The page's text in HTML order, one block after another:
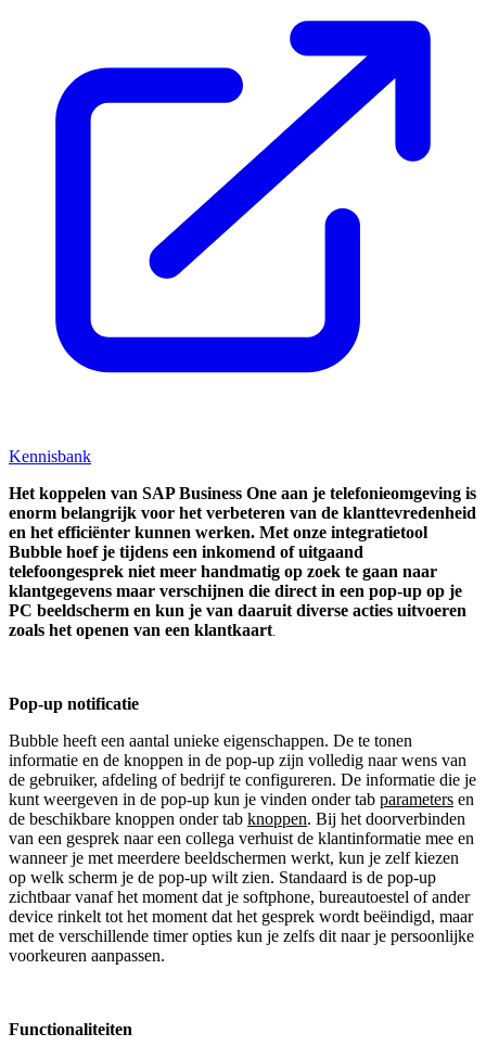
Kennisbank
Het koppelen van SAP Business One aan je telefonieomgeving is
enorm belangrijk voor het verbeteren van de klanttevredenheid
en het efficiënter kunnen werken. Met onze integratietool
Bubble hoef je tijdens een inkomend of uitgaand
telefoongesprek niet meer handmatig op zoek te gaan naar
klantgegevens maar verschijnen die direct in een pop-up op je
PC beeldscherm en kun je van daaruit diverse acties uitvoeren
zoals het openen van een klantkaart
Pop-up notificatie
Bubble heeft een aantal unieke eigenschappen. De te tonen
informatie en de knoppen in de pop-up zijn volledig naar wens van
de gebruiker, afdeling of bedrijf te configureren. De informatie die je
kunt weergeven in de pop-up kun je vinden onder tab parameters en
de beschikbare knoppen onder tab knoppen. Bij het doorverbinden
van een gesprek naar een collega verhuist de klantinformatie mee en
wanneer je met meerdere beeldschermen werkt, kun je zelf kiezen
op welk scherm je de pop-up wilt zien. Standaard is de pop-up
zichtbaar vanaf het moment dat je softphone, bureautoestel of ander
device rinkelt tot het moment dat het gesprek wordt beëindigd, maar
met de verschillende timer opties kun je zelfs dit naar je persoonlijke
voorkeuren aanpassen.
Functionaliteiten